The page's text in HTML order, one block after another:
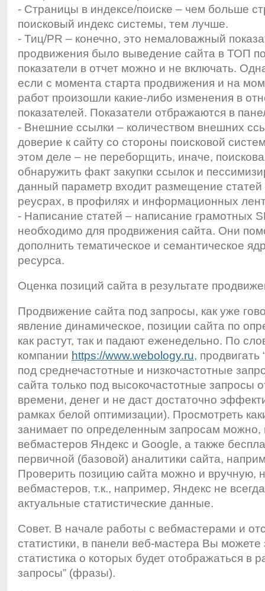
- Страницы в индексе/поиске – чем больше
поисковый индекс системы, тем лучше.
- Тиц/PR – конечно, это немаловажный
продвижения было выведение сайта в ТОП
показатели в отчет можно и не включать.
если с момента старта продвижения и на
работ произошли какие-либо изменения в
показателей. Показатели отбражаются в
- Внешние ссылки – количеством внешних
доверие к сайту со стороны поисковой
этом деле – не переборщить, иначе,
обнаружить факт закупки ссылок и
данный параметр входит размещение статей
реусрах, в профилях и информационных
- Написание статей – написание грамотных
необходимо для продвижения сайта. Они
дополнить тематическое и семантическое
ресурса.
Оценка позиций сайта в результате
Продвижение сайта под запросы, как уже
явление динамическое, позиции сайта по
как растут, так и падают еженедельно. По
компании https://www.webology.ru, продвигать
под среднечастотные и низкочастотные
сайта только под высокочастотные запросы
времени, денег и не даст достаточно
рамках белой оптимизации). Просмотреть
занимает по определенным запросам можно,
вебмастеров Яндекс и Google, а также
первичной (базовой) аналитики сайта,
Проверить позицию сайта можно и вручную,
вебмастеров, т.к., например, Яндекс не
актуальные статистические данные.
Совет. В начале работы с вебмастерами и
статистики, в панели веб-мастера Вы можете
статистика о которых будет отображаться в
запросы” (фразы).